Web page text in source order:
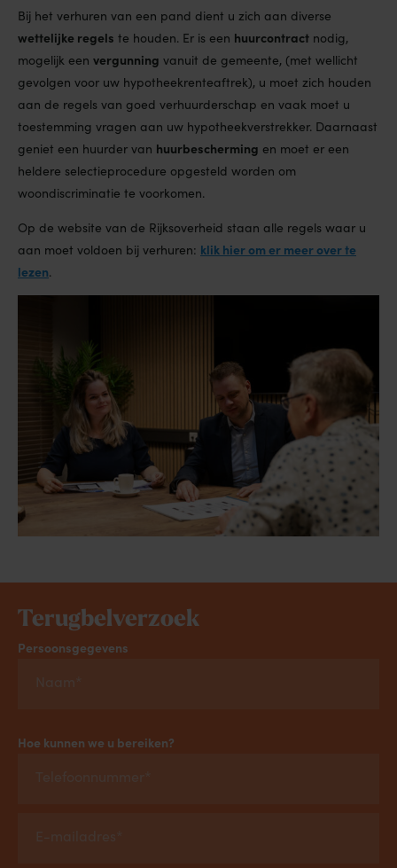
Bij het verhuren van een pand dient u zich aan diverse
wettelijke regels te houden. Er is een huurcontract nodig,
mogelijk een vergunning vanuit de gemeente, (met wellicht
gevolgen voor uw hypotheekrenteaftrek), u moet zich houden
aan de regels van goed verhuurderschap en vaak moet u
toestemming vragen aan uw hypotheekverstrekker. Daarnaast
geniet een huurder van huurbescherming en moet er een
heldere selectieprocedure opgesteld worden om
woondiscriminatie te voorkomen.
Op de website van de Rijksoverheid staan alle regels waar u
aan moet voldoen bij verhuren: klik hier om er meer over te
lezen.
Terugbelverzoek
Persoonsgegevens
Hoe kunnen we u bereiken?